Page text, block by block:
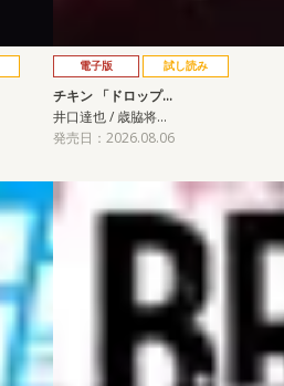
電子版 試し読み
チキン 「ドロップ…
井口達也 / 歳脇将…
発売日：2026.08.06